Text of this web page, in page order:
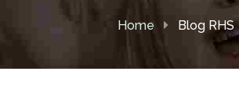
Home Blog RHS